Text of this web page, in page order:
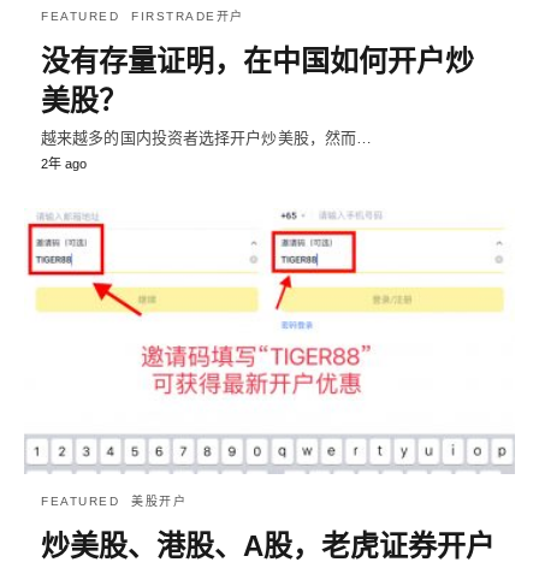
FEATURED FIRSTRADE开户
没有存量证明，在中国如何开户炒
美股？
越来越多的国内投资者选择开户炒美股，然而…
2年 ago
FEATURED 美股开户
炒美股、港股、A股，老虎证券开户